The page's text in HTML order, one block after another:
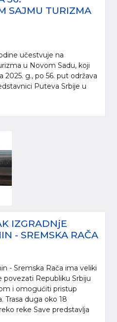
SAJMU TURIZMA
učestvuje na
u Novom Sadu, koji
2025. g., po 56. put održava
Puteva Srbije u
IZGRADNjE
- SREMSKA RAČA
- Sremska Rača ima veliki
povezati Republiku Srbiju
i omogućiti pristup
Trasa duga oko 18
reke Save predstavlja